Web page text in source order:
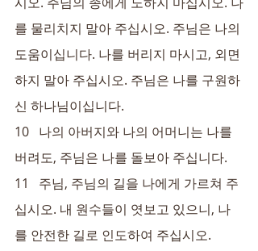
를 물리치지 말아 주십시오. 주님은 나의
도움이십니다. 나를 버리지 마시고, 외면
하지 말아 주십시오. 주님은 나를 구원하
신 하나님이십니다.
10   나의 아버지와 나의 어머니는 나를
버려도, 주님은 나를 돌보아 주십니다.
11   주님, 주님의 길을 나에게 가르쳐 주
십시오. 내 원수들이 엿보고 있으니, 나
를 안전한 길로 인도하여 주십시오.